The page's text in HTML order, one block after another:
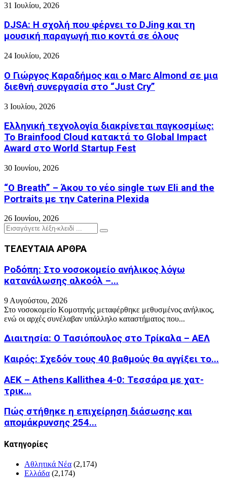
31 Ιουλίου, 2026
DJSA: Η σχολή που φέρνει το DJing και τη
μουσική παραγωγή πιο κοντά σε όλους
24 Ιουλίου, 2026
Ο Γιώργος Καραδήμος και ο Marc Almond σε μια
διεθνή συνεργασία στο “Just Cry”
3 Ιουλίου, 2026
Ελληνική τεχνολογία διακρίνεται παγκοσμίως:
Το Brainfood Cloud κατακτά το Global Impact
Award στο World Startup Fest
30 Ιουνίου, 2026
“O Breath” – Άκου το νέο single των Eli and the
Portraits με την Caterina Plexida
26 Ιουνίου, 2026
Search
for:
Search
ΤΕΛΕΥΤΑΙΑ ΑΡΘΡΑ
Ροδόπη: Στο νοσοκομείο ανήλικος λόγω
κατανάλωσης αλκοόλ –...
9 Αυγούστου, 2026
Στο νοσοκομείο Κομοτηνής μεταφέρθηκε μεθυσμένος ανήλικος,
ενώ οι αρχές συνέλαβαν υπάλληλο καταστήματος που...
Διαιτησία: Ο Τασιόπουλος στο Τρίκαλα – ΑΕΛ
Καιρός: Σχεδόν τους 40 βαθμούς θα αγγίξει το...
ΑΕΚ – Athens Kallithea 4-0: Τεσσάρα με χατ-
τρικ...
Πώς στήθηκε η επιχείρηση διάσωσης και
απομάκρυνσης 254...
Kατηγορίες
Αθλητικά Νέα (2,174)
Ελλάδα (2,174)